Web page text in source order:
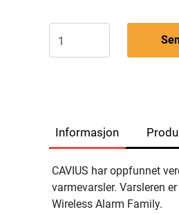
Informasjon
CAVIUS har oppfunnet
varmevarsler. Varsleren
Wireless Alarm Family.